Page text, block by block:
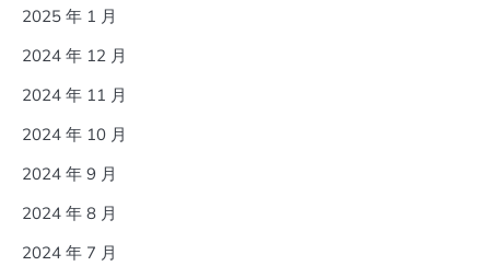
2025 年 1 月
2024 年 12 月
2024 年 11 月
2024 年 10 月
2024 年 9 月
2024 年 8 月
2024 年 7 月